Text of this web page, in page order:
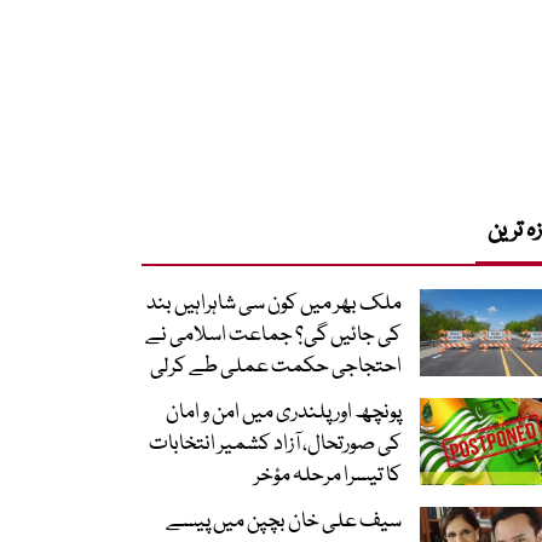
ترین
ملک بھر میں کون سی شاہراہیں بند
کی جائیں گی؟ جماعت اسلامی نے
احتجاجی حکمت عملی طے کرلی
پونچھ اور پلندری میں امن و امان
کی صورتحال، آزاد کشمیر انتخابات
کا تیسرا مرحلہ مؤخر
سیف علی خان بچپن میں پیسے